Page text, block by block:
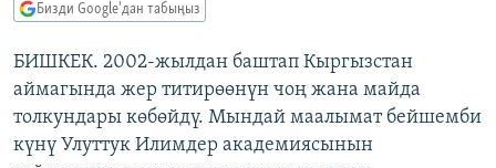
БҮГҮН АЗАТТЫКТА
ЭКСПЕРТТЕР ТАЛДАЙТ
БИЗ ЖАНА ДҮЙНӨ
ДАНИСТЕ
ПОДКАСТ
ӨЗГӨЧӨ ПИКИР
Русский
Бизди Google'дан табыңыз
БИШКЕК. 2002-жылдан баштап Кыргызстан
аймагында жер титирөөнүн чоң жана майда
толкундары көбөйдү. Мындай маалымат бейшемби
күнү Улуттук Илимдер академиясынын